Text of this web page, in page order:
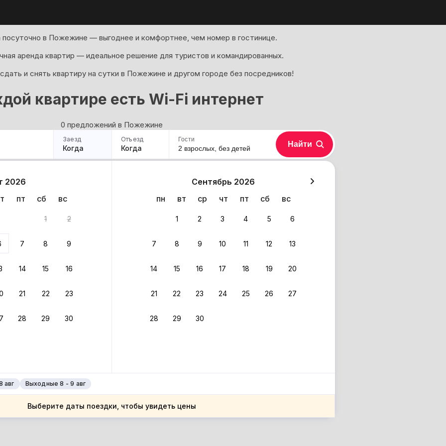
посуточно в Пожежине — выгоднее и комфортнее, чем номер в гостинице.
аренда квартир — идеальное решение для туристов и командированных.
и снять квартиру на сутки в Пожежине и другом городе без посредников!
квартире есть Wi-Fi интернет
0 предложений в Пожежине
Заезд
Когда
Отъезд
Когда
2026
пт сб вс
1 2
7 8 9
14 15 16
21 22 23
28 29 30
Сентябрь 2026
пн
вт ср чт пт сб вс
1 2 3 4 5 6
7 8 9 10 11 12 13
14 15 16 17 18 19 20
21 22 23 24 25 26 27
28 29 30
авг Выходные 8 - 9 авг
Выберите даты поездки, чтобы увидеть цены
Гости
2 взрослых, без детей Найти
вариант из результатов поиска не соответствует заданным фильтрам.
область